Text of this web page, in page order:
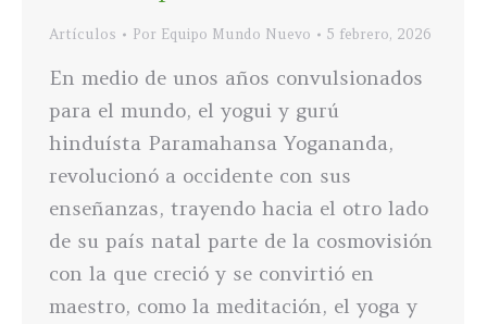
Artículos Por Equipo Mundo Nuevo 5 febrero, 2026
En medio de unos años convulsionados
para el mundo, el yogui y gurú
hinduísta Paramahansa Yogananda,
revolucionó a occidente con sus
enseñanzas, trayendo hacia el otro lado
de su país natal parte de la cosmovisión
con la que creció y se convirtió en
maestro, como la meditación, el yoga y